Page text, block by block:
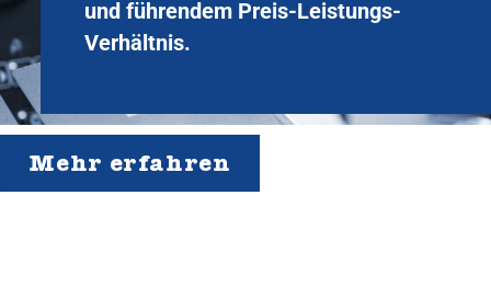
und führendem Preis-Leistungs-
Verhältnis.
Mehr erfahren